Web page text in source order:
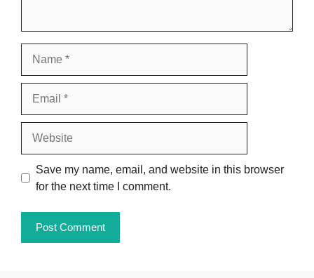
Save my name, email, and website in this browser
for the next time I comment.